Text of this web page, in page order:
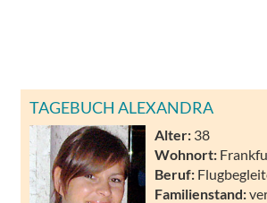
TAGEBUCH ALEXANDRA
Alter: 38
Wohnort:
Beruf:
Familienstand: